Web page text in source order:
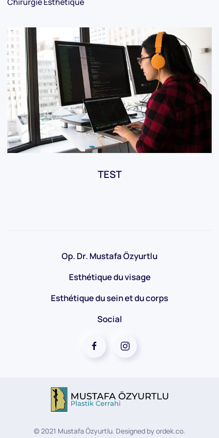
TEST
Op. Dr. Mustafa Özyurtlu
Esthétique du visage
Esthétique du sein et du corps
Social
© 2021 Mustafa Özyurtlu. Designed by ordek.co.